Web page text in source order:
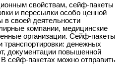
свойствам, сейф-пакеты
и пересылки особо ценной
в своей деятельности
компании, медицинские
организации. Сейф-пакеты
транспортировки: денежных
документации повышенной
сейф-пакетах можно отправить